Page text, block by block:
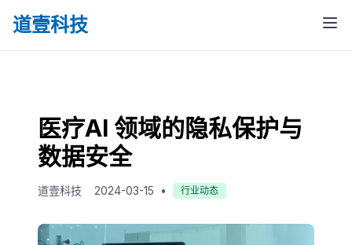
道壹科技
医疗AI 领域的隐私保护与
数据安全
道壹科技 2024-03-15 • 行业动态